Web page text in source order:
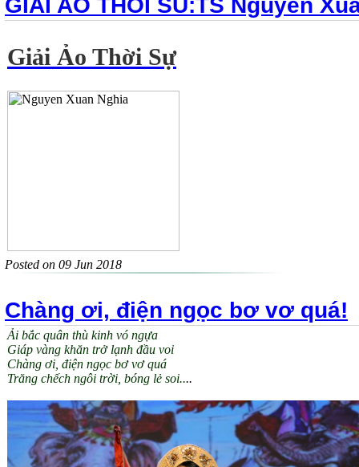
GIAI AO THOI SU:TS Nguyen
Giải Ảo Thời Sự
Posted on 09 Jun 2018
Chàng ơi, điện ngọc bơ vơ quá!
Ải bắc quân thù kinh vó ngựa
Giáp vàng khăn trở lạnh đầu voi
Chàng ơi, điện ngọc bơ vơ quá
Trăng chếch ngôi trời, bóng lẻ soi....